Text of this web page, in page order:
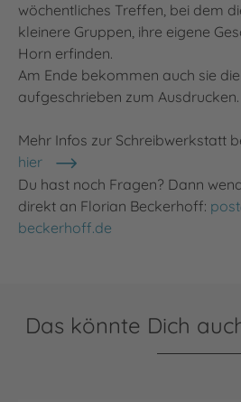
wöchentliches Treffen, bei dem
kleinere Gruppen, ihre eigene
Horn erfinden.
Am Ende bekommen auch sie
aufgeschrieben zum Ausdrucken.
Mehr Infos zur Schreibwerkstatt
hier
Du hast noch Fragen? Dann
direkt an Florian Beckerhoff:
beckerhoff.de
Das könnte Dich